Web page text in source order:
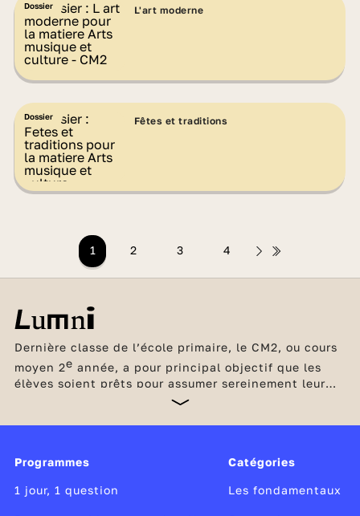
Dossier L'art moderne
Dossier Fêtes et traditions
1 2 3 4
Dernière classe de l’école primaire, le CM2, ou cours
moyen 2e année, a pour principal objectif que les
élèves soient prêts pour assumer sereinement leur
future entrée au collège. Les bases en français et en
de calcul et de résolution de problèmes. Des
enseignements obligatoires à l'école élémentaire.
Programmes
1 jour, 1 question
Catégories
Les fondamentaux